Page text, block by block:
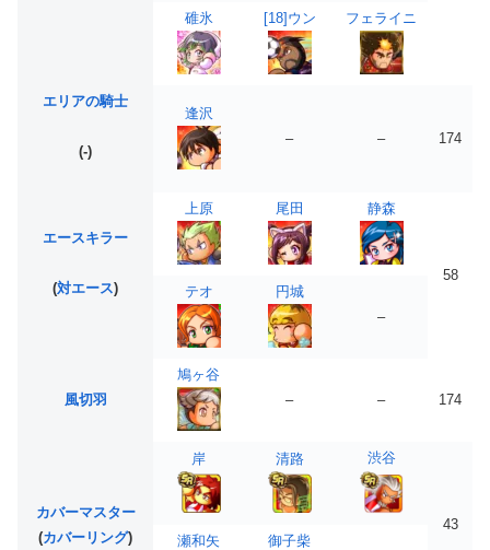
碓氷 [18]ウン フェライニ
エリアの騎士
(-)
逢沢
–
– 174
エースキラー
(対エース)
上原 尾田 静森
58
テオ
円城
–
風切羽
鳩ヶ谷
–
– 174
カバーマスター
(カバーリング)
岸 清路 渋谷
43
瀬和矢
御子柴